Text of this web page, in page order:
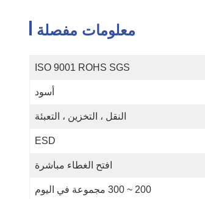
معلومات مفصلة
ISO 9001 ROHS SGS
أسود
النقل ، التخزين ، التعبئة
ESD
افتح الغطاء مباشرة
200 ~ 300 مجموعة في اليوم